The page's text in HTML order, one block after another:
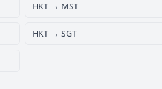
HKT → MST
HKT → SGT